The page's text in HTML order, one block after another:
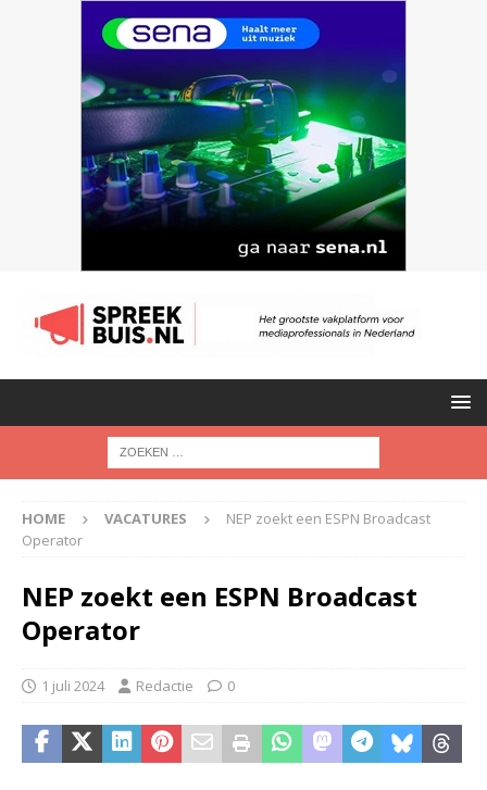
HOME VACATURES
NEP zoekt een ESPN Broadcast
Operator
NEP zoekt een ESPN Broadcast
Operator
1 juli 2024 Redactie 0